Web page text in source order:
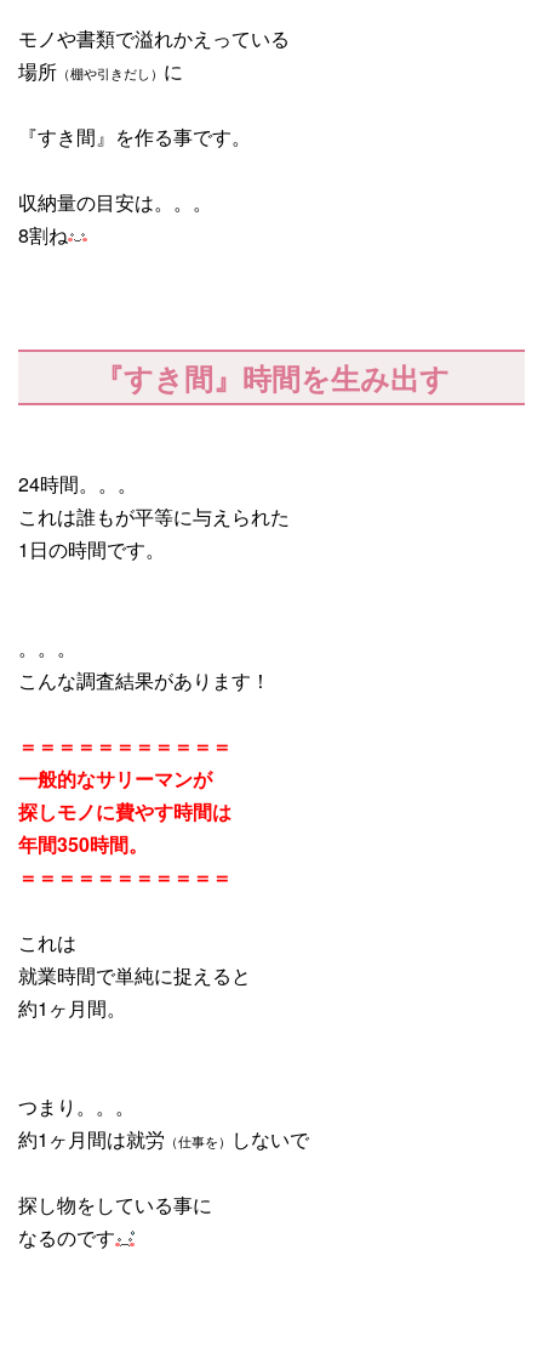
モノや書類で溢れかえっている
場所 （棚や引きだし） に
『すき間』を作る事です。
収納量の目安は。。。
8割ね
『すき間』時間を生み出す
24時間。。。
これは誰もが平等に与えられた
1日の時間です。
。。。
こんな調査結果があります！
＝＝＝＝＝＝＝＝＝＝＝
一般的なサリーマンが
探しモノに費やす時間は
年間350時間。
＝＝＝＝＝＝＝＝＝＝＝
これは
就業時間で単純に捉えると
約1ヶ月間。
つまり。。。
約1ヶ月間は就労 （仕事を） しないで
探し物をしている事に
なるのです